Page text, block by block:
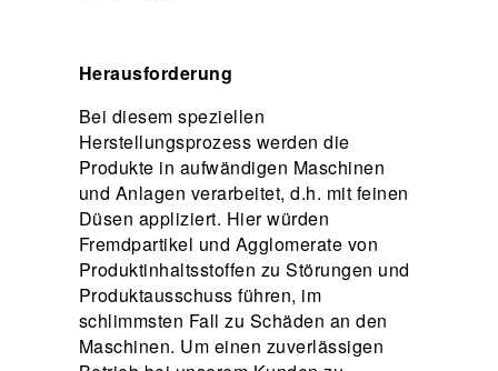
Herausforderung
Bei diesem speziellen
Herstellungsprozess werden die
Produkte in aufwändigen Maschinen
und Anlagen verarbeitet, d.h. mit feinen
Düsen appliziert. Hier würden
Fremdpartikel und Agglomerate von
Produktinhaltsstoffen zu Störungen und
Produktausschuss führen, im
schlimmsten Fall zu Schäden an den
Maschinen. Um einen zuverlässigen